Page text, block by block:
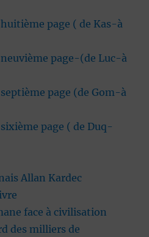
page ( de Kas-à
page-(de Luc-à
page (de Gom-à
page ( de Duq-
Allan Kardec
face à civilisation
des milliers de